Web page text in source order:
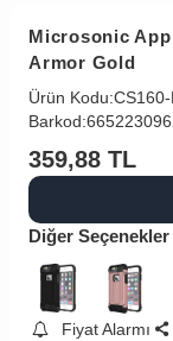
Microsonic
Armor Gold
Ürün Kodu:
Barkod:
359,88 TL
Diğer Seçenekler
Fiyat Alarmı